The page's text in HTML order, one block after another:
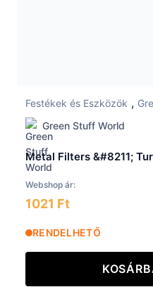
Festékek és Eszközök ,
Green Stuff World
Metal Filters &#8211;
Webshop ár:
1021 Ft
RENDELHETŐ